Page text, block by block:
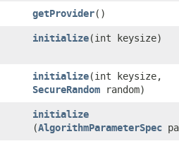
getProvider()
initialize​(int keysize)
initialize​(int keysize,
SecureRandom random)
initialize
(AlgorithmParameterSpec